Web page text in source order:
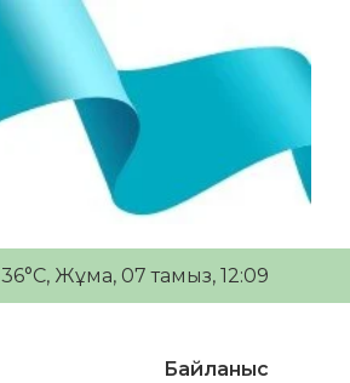
36°C, Жұма, 07 тамыз, 12:09
Байланыс